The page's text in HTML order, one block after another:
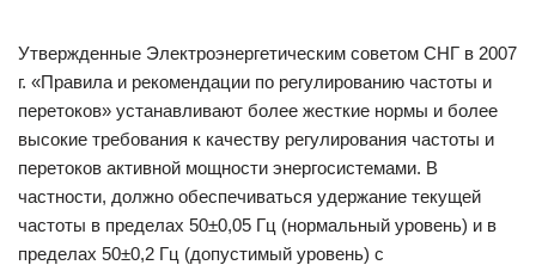
Утвержденные Электроэнергетическим советом СНГ в 2007
г. «Правила и рекомендации по регулированию частоты и
перетоков» устанавливают более жесткие нормы и более
высокие требования к качеству регулирования частоты и
перетоков активной мощности энергосистемами. В
частности, должно обеспечиваться удержание текущей
частоты в пределах 50±0,05 Гц (нормальный уровень) и в
пределах 50±0,2 Гц (допустимый уровень) с